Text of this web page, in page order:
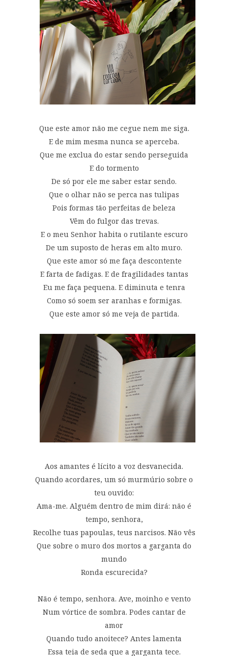
Que este amor não me cegue nem me siga.
E de mim mesma nunca se aperceba.
Que me exclua do estar sendo perseguida
E do tormento
De só por ele me saber estar sendo.
Que o olhar não se perca nas tulipas
Pois formas tão perfeitas de beleza
Vêm do fulgor das trevas.
E o meu Senhor habita o rutilante escuro
De um suposto de heras em alto muro.
Que este amor só me faça descontente
E farta de fadigas. E de fragilidades tantas
Eu me faça pequena. E diminuta e tenra
Como só soem ser aranhas e formigas.
Que este amor só me veja de partida.
Aos amantes é lícito a voz desvanecida.
Quando acordares, um só murmúrio sobre o
teu ouvido:
Ama-me. Alguém dentro de mim dirá: não é
tempo, senhora,
Recolhe tuas papoulas, teus narcisos. Não vês
Que sobre o muro dos mortos a garganta do
mundo
Ronda escurecida?
Não é tempo, senhora. Ave, moinho e vento
Num vórtice de sombra. Podes cantar de
amor
Quando tudo anoitece? Antes lamenta
Essa teia de seda que a garganta tece.